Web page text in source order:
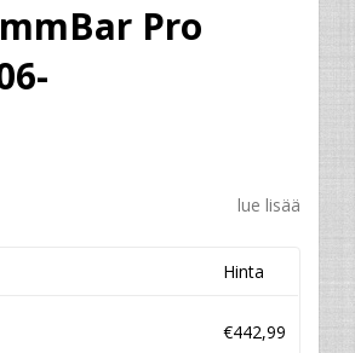
Pro
lue lisää
Hinta
€442,99